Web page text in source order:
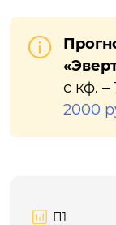
с кф. –
2000
П1